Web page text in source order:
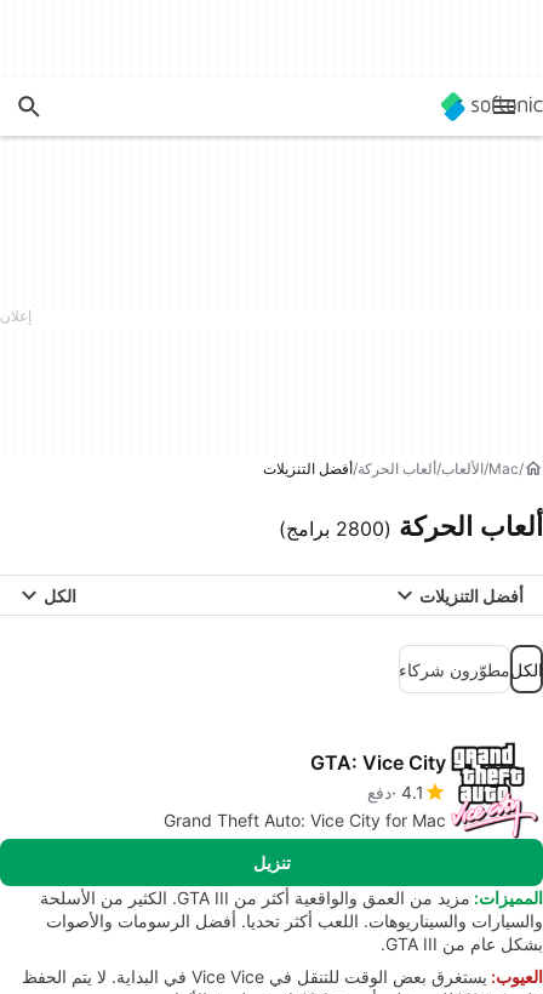
Mac الألعاب ألعاب الحركة أفضل التنزيلات
ألعاب الحركة (2800 برامج)
أفضل التنزيلات الكل
الكلمطوّرون شركاء
GTA: Vice City
4.1 دفع
Grand Theft Auto: Vice City for Mac
تنزيل
المميزات:
مزيد من العمق والواقعية أكثر من GTA III. الكثير من الأسلحة
والسيارات والسيناريوهات. اللعب أكثر تحديا. أفضل الرسومات والأصوات
بشكل عام من GTA III.
العيوب:
يستغرق بعض الوقت للتنقل في Vice Vice في البداية. لا يتم الحفظ